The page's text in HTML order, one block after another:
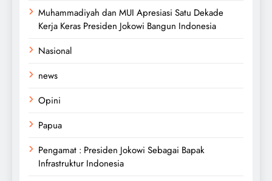
Muhammadiyah dan MUI Apresiasi Satu Dekade
Kerja Keras Presiden Jokowi Bangun Indonesia
Nasional
news
Opini
Papua
Pengamat : Presiden Jokowi Sebagai Bapak
Infrastruktur Indonesia